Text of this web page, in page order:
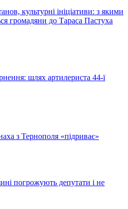
культурні ініціативи: з якими
громадяни до Тараса Пастуха
шлях артилериста 44-ї
з Тернополя «підриває»
погрожують депутати і не